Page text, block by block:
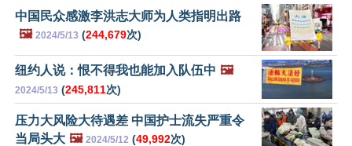
中国民众感激李洪志大师为人类指明出路
🖼️ 2024/5/13 (244,679次)
纽约人说：恨不得我也能加入队伍中 🖼️
2024/5/13 (245,811次)
压力大风险大待遇差 中国护士流失严重令
当局头大 🖼️ 2024/5/12 (49,992次)